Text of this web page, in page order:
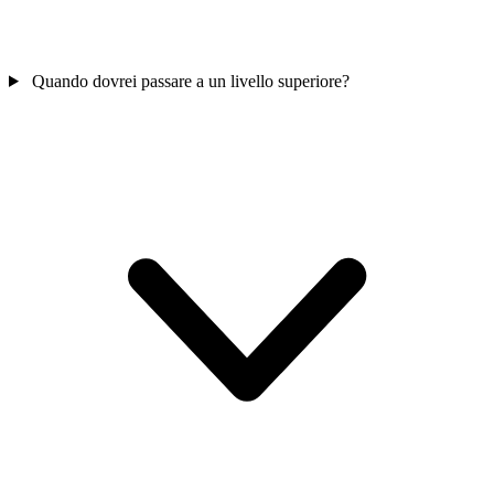
Quando dovrei passare a un livello superiore?